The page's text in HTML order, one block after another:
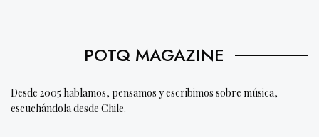
POTQ MAGAZINE
Desde 2005 hablamos, pensamos y escribimos sobre música,
escuchándola desde Chile.